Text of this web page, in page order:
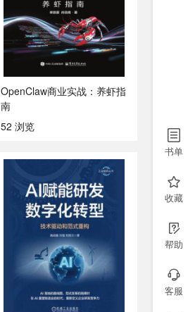
OpenClaw商业实战：养虾指
南
52 浏览
书单
收藏
帮助
客服